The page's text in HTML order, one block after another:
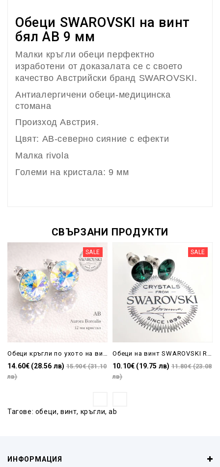
Обеци SWAROVSKI на винт
бял AB 9 мм
Малки кръгли обеци перфектно
изработени от доказалата се с своето
качество Австрийски бранд SWAROVSKI.
Антиалергичени обеци-медицинска
стомана
Произход Австрия.
Цвят: AB-северно сияние с ефекти
Малка rivola
Големи на кристала: 9 мм
СВЪРЗАНИ ПРОДУКТИ
SALE
14.60€ (28.56 лв) 15.90€ (31.10
лв)
SALE
10.10€ (19.75 лв) 11.80€ (23.08
лв)
Тагове: обеци,винт, кръгли,ab
ИНФОРМАЦИЯ